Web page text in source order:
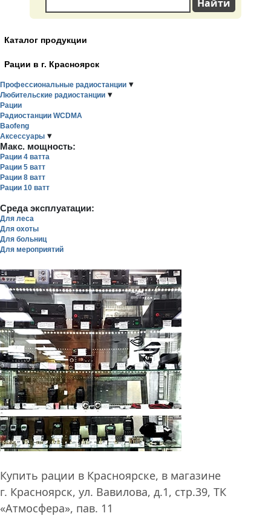
Каталог продукции
Рации в г. Красноярск
Профессиональные радиостанции ▾
Любительские радиостанции ▾
Рации
Радиостанции WCDMA
Baofeng
Аксессуары ▾
Макс. мощность:
Рации 4 ватта
Рации 5 ватт
Рации 8 ватт
Рации 10 ватт
Среда эксплуатации:
Для леса
Для охоты
Для больниц
Для мероприятий
Купить рации в Красноярске, в магазине
г. Красноярск, ул. Вавилова, д.1, стр.39, ТК
«Атмосфера», пав. 11